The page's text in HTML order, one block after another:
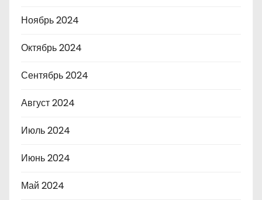
Ноябрь 2024
Октябрь 2024
Сентябрь 2024
Август 2024
Июль 2024
Июнь 2024
Май 2024